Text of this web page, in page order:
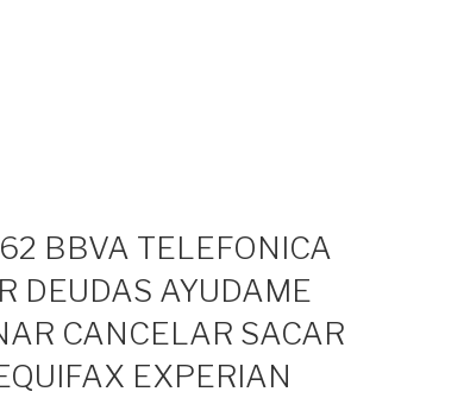
BBVA TELEFONICA
DEUDAS AYUDAME
CANCELAR SACAR
EXPERIAN